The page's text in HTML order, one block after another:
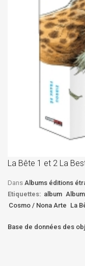
La Bête 1 et 2 La
Dans Albums éditions
Etiquettes: album Album
Cosmo / Nona Arte La
Base de données des